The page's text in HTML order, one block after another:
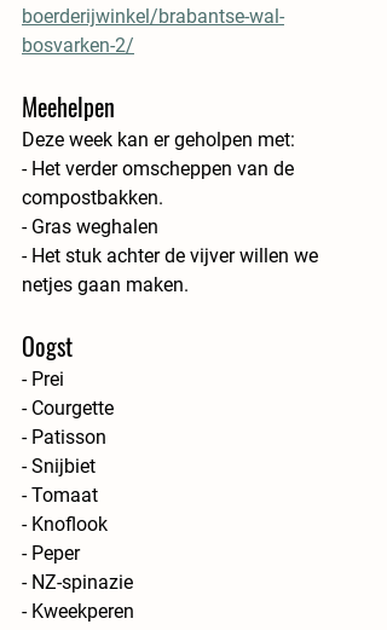
boerderijwinkel/brabantse-wal-
bosvarken-2/
Meehelpen
Deze week kan er geholpen met:
- Het verder omscheppen van de
compostbakken.
- Gras weghalen
- Het stuk achter de vijver willen we
netjes gaan maken.
Oogst
- Prei
- Courgette
- Patisson
- Snijbiet
- Tomaat
- Knoflook
- Peper
- NZ-spinazie
- Kweekperen